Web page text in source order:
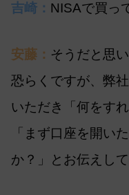
吉崎： NISAで買っ
安藤： そうだと思い
恐らくですが、弊
いただき「何をす
「まず口座を開い
か？」とお伝えして